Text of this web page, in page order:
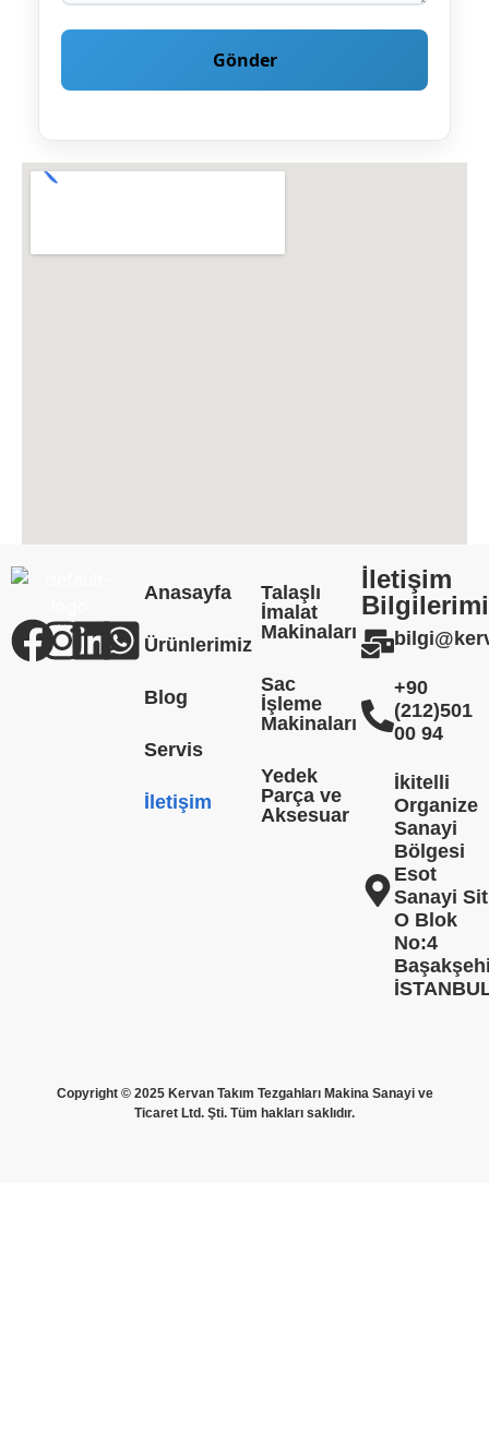
Anasayfa
Ürünlerimiz
Blog
Servis
İletişim
Talaşlı
İmalat
Makinaları
Sac
İşleme
Makinaları
Yedek
Parça ve
Aksesuar
İletişim
+90
(212)501
00 94
İkitelli
Organize
Sanayi
Bölgesi
Esot
Sanayi
O Blok
No:4
Copyright © 2025 Kervan Takım Tezgahları Makina Sanayi ve
Ticaret Ltd. Şti. Tüm hakları saklıdır.